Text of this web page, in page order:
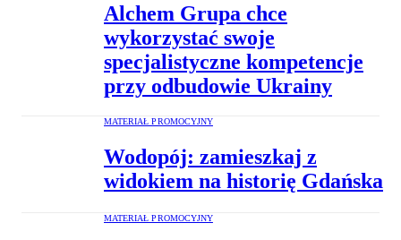
Alchem Grupa chce
wykorzystać swoje
specjalistyczne kompetencje
przy odbudowie Ukrainy
MATERIAŁ PROMOCYJNY
Wodopój: zamieszkaj z
widokiem na historię Gdańska
MATERIAŁ PROMOCYJNY